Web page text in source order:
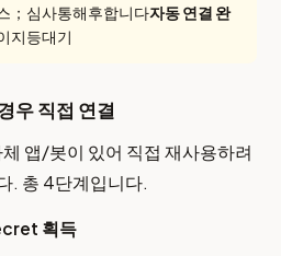
；심사통해후합니다자동 연결 완
지등대기
우 직접 연결
앱/봇이 있어 직접 재사용하려
. 총 4단계입니다.
획득